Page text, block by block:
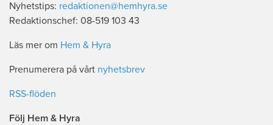
Nyhetstips: redaktionen@hemhyra.se
Redaktionschef: 08-519 103 43
Läs mer om Hem & Hyra
Prenumerera på vårt nyhetsbrev
RSS-flöden
Följ Hem & Hyra